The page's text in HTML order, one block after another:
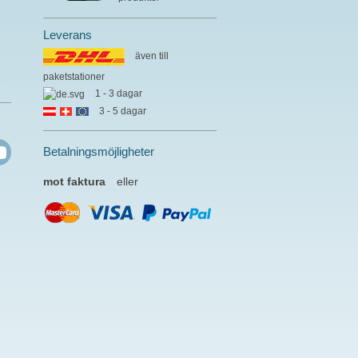
Leverans
även till
paketstationer
1 - 3 dagar
3 - 5 dagar
Betalningsmöjligheter
mot faktura eller